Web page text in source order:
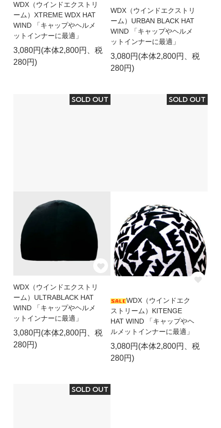
WDX（ウインドエクストリ
ーム）XTREME WDX HAT
WIND 「キャップやヘルメ
ットインナーに最適」
3,080円(本体2,800円、税
280円)
WDX（ウインドエクストリ
ーム）URBAN BLACK HAT
WIND 「キャップやヘルメ
ットインナーに最適」
3,080円(本体2,800円、税
280円)
SOLD OUT
WDX（ウインドエクストリ
ーム）ULTRABLACK HAT
WIND 「キャップやヘルメ
ットインナーに最適」
3,080円(本体2,800円、税
280円)
SOLD OUT
WDX（ウインドエク
ストリーム）KITENGE
HAT WIND 「キャップやヘ
ルメットインナーに最適」
3,080円(本体2,800円、税
280円)
SOLD OUT